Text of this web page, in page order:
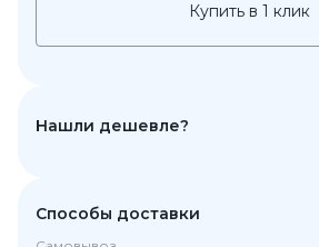
Купить в 1 клик
Нашли дешевле?
Способы доставки